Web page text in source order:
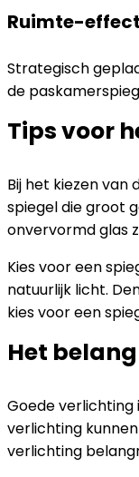
Ruimte-effect
Strategisch
de
Tips voor
Bij het kiezen
spiegel die groot
onvervormd glas
Kies voor een
natuurlijk licht.
kies voor een
Het
Goede verlichting
verlichting
verlichting